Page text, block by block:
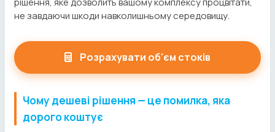
не завдаючи шкоди навколишньому середовищу.
Розрахувати об'єм стоків
Чому дешеві рішення — це помилка, яка
дорого коштує